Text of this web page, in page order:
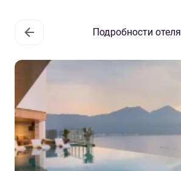
Подробности отеля